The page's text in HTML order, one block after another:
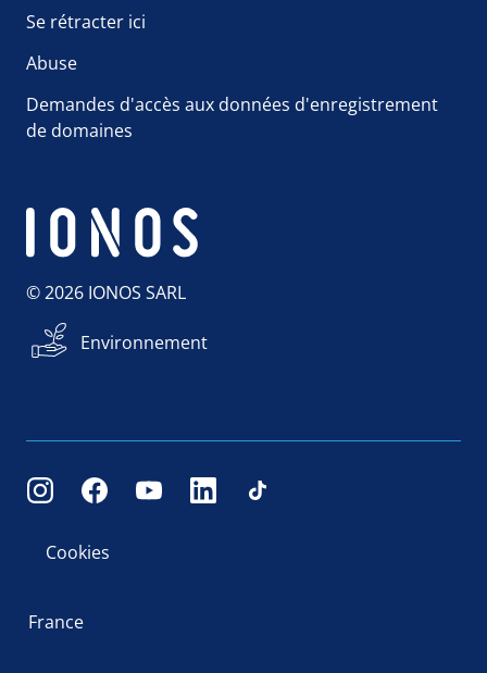
Se rétracter ici
Abuse
Demandes d'accès aux données d'enregistrement
de domaines
© 2026 IONOS SARL
Environnement
Cookies
France